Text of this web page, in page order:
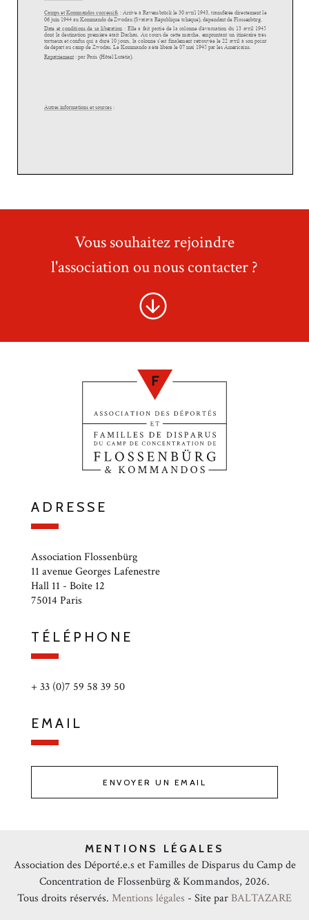
Vous souhaitez rejoindre
l'association ou nous contacter ?
ADRESSE
Association Flossenbürg
11 avenue Georges Lafenestre
Hall 11 - Boîte 12
75014 Paris
TÉLÉPHONE
+ 33 (0)7 59 58 39 50
EMAIL
ENVOYER UN EMAIL
MENTIONS LÉGALES
Association des Déporté.e.s et Familles de Disparus du Camp de
Concentration de Flossenbürg & Kommandos, 2026.
Tous droits réservés. Mentions légales - Site par BALTAZARE